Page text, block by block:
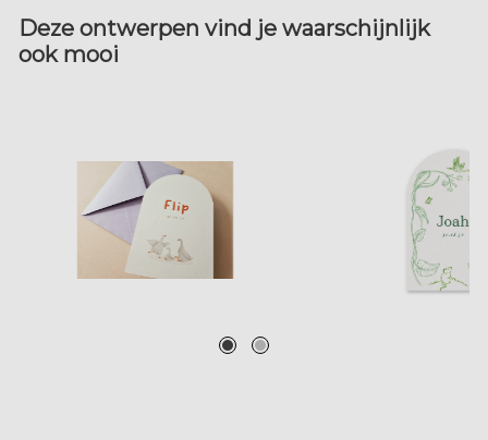
Deze ontwerpen vind je waarschijnlijk
ook mooi